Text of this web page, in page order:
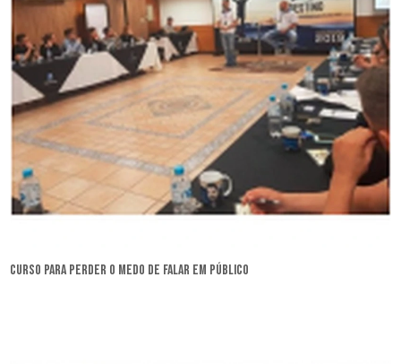
curso para perder o medo de falar em público